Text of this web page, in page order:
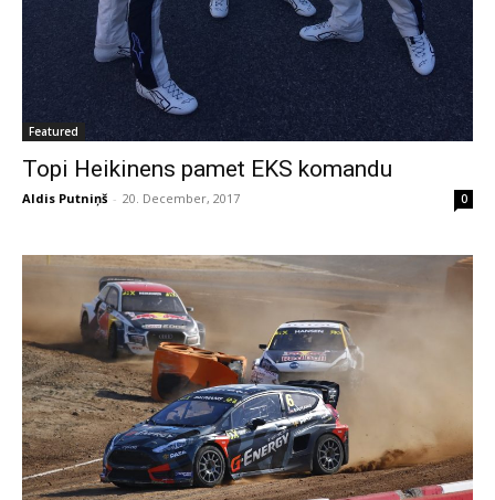
Featured
Topi Heikinens pamet EKS komandu
Aldis Putniņš - 20. December, 2017 0